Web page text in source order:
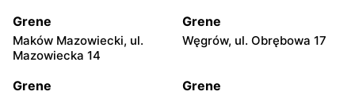
Grene
Maków Mazowiecki, ul.
Mazowiecka 14
Grene
Węgrów, ul. Obrębowa 17
Grene Grene